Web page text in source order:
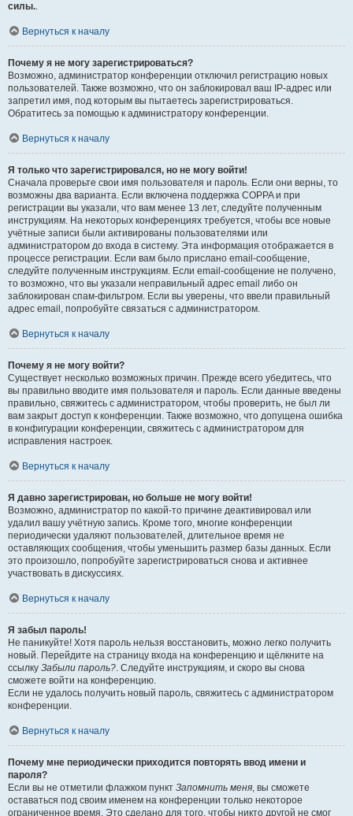
силы..
Вернуться к началу
Почему я не могу зарегистрироваться?
Возможно, администратор конференции отключил регистрацию новых
пользователей. Также возможно, что он заблокировал ваш IP-адрес или
запретил имя, под которым вы пытаетесь зарегистрироваться.
Обратитесь за помощью к администратору конференции.
Вернуться к началу
Я только что зарегистрировался, но не могу войти!
Сначала проверьте свои имя пользователя и пароль. Если они верны, то
возможны два варианта. Если включена поддержка COPPA и при
регистрации вы указали, что вам менее 13 лет, следуйте полученным
инструкциям. На некоторых конференциях требуется, чтобы все новые
учётные записи были активированы пользователями или
администратором до входа в систему. Эта информация отображается в
процессе регистрации. Если вам было прислано email-сообщение,
следуйте полученным инструкциям. Если email-сообщение не получено,
то возможно, что вы указали неправильный адрес email либо он
заблокирован спам-фильтром. Если вы уверены, что ввели правильный
адрес email, попробуйте связаться с администратором.
Вернуться к началу
Почему я не могу войти?
Существует несколько возможных причин. Прежде всего убедитесь, что
вы правильно вводите имя пользователя и пароль. Если данные введены
правильно, свяжитесь с администратором, чтобы проверить, не был ли
вам закрыт доступ к конференции. Также возможно, что допущена ошибка
в конфигурации конференции, свяжитесь с администратором для
исправления настроек.
Вернуться к началу
Я давно зарегистрирован, но больше не могу войти!
Возможно, администратор по какой-то причине деактивировал или
удалил вашу учётную запись. Кроме того, многие конференции
периодически удаляют пользователей, длительное время не
оставляющих сообщения, чтобы уменьшить размер базы данных. Если
это произошло, попробуйте зарегистрироваться снова и активнее
участвовать в дискуссиях.
Вернуться к началу
Я забыл пароль!
Не паникуйте! Хотя пароль нельзя восстановить, можно легко получить
новый. Перейдите на страницу входа на конференцию и щёлкните на
ссылку Забыли пароль?. Следуйте инструкциям, и скоро вы снова
сможете войти на конференцию.
Если не удалось получить новый пароль, свяжитесь с администратором
конференции.
Вернуться к началу
Почему мне периодически приходится повторять ввод имени и
пароля?
Если вы не отметили флажком пункт Запомнить меня, вы сможете
оставаться под своим именем на конференции только некоторое
ограниченное время. Это сделано для того, чтобы никто другой не смог